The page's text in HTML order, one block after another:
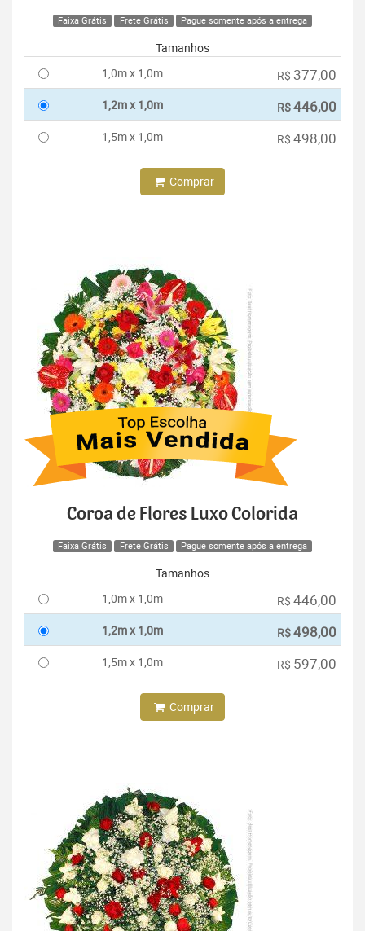
Faixa Grátis Frete Grátis Pague somente após a entrega
Tamanhos
1,0m x 1,0m
R$ 377,00
1,2m x 1,0m R$446,00
1,5m x 1,0m R$ 498,00
Comprar
Coroa de Flores Luxo Colorida
Faixa Grátis Frete Grátis Pague somente após a entrega
Tamanhos
1,0m x 1,0m
R$ 446,00
1,2m x 1,0m R$498,00
1,5m x 1,0m R$ 597,00
Comprar